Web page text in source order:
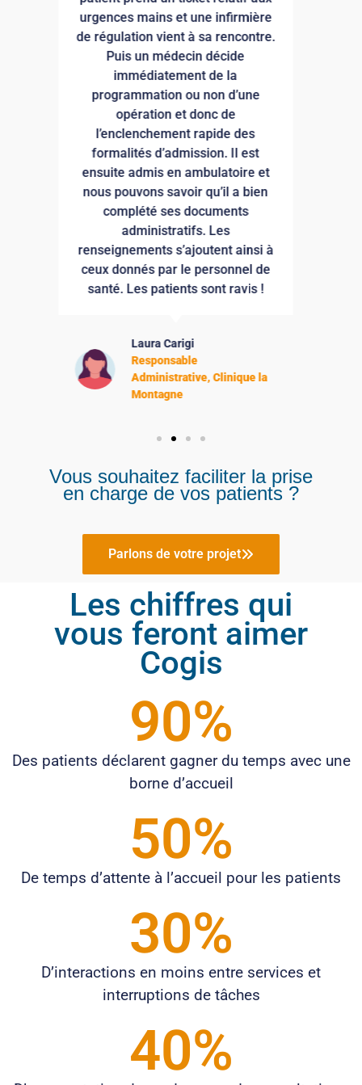
rendez-vous ainsi que la
consultation de tout type de
documents officiels.
La Mairie
De la Ville d'Antony
Vous souhaitez faciliter la prise
en charge de vos patients ?
Parlons de votre projet
Les chiffres qui
vous feront aimer
Cogis
Des patients déclarent gagner du temps avec une
borne d’accueil
90%
De temps d’attente à l’accueil pour les patients
50%
D’interactions en moins entre services et
interruptions de tâches
30%
40%